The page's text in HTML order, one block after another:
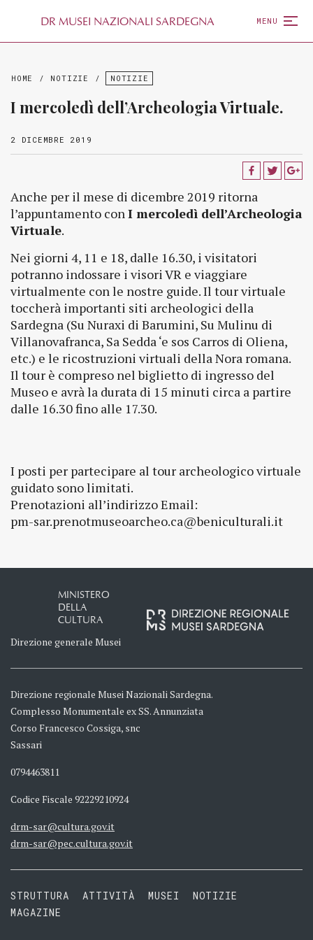
DR MUSEI NAZIONALI SARDEGNA MENU
HOME / NOTIZIE / NOTIZIE
I mercoledì dell’Archeologia Virtuale.
2 DICEMBRE 2019
Anche per il mese di dicembre 2019 ritorna
l’appuntamento conI mercoledì dell’Archeologia
Virtuale.
Nei giorni 4, 11 e 18, dalle 16.30, i visitatori
potranno indossare i visori VR e viaggiare
virtualmente con le nostre guide. Il tour virtuale
toccherà importanti siti archeologici della
Sardegna (Su Nuraxi di Barumini, Su Mulinu di
Villanovafranca, Sa Sedda ‘e sos Carros di Oliena,
etc.) e le ricostruzioni virtuali della Nora romana.
Il tour è compreso nel biglietto di ingresso del
Museo e avrà la durata di 15 minuti circa a partire
dalle 16.30 fino alle 17.30.
I posti per partecipare al tour archeologico virtuale
guidato sono limitati.
Prenotazioni all’indirizzo Email:
pm-sar.prenotmuseoarcheo.ca@beniculturali.it
MINISTERO
DELLA
CULTURA
Direzione generale Musei
Direzione regionale Musei Nazionali Sardegna.
Complesso Monumentale ex SS. Annunziata
Corso Francesco Cossiga, snc
Sassari
0794463811
Codice Fiscale 92229210924
drm-sar@cultura.gov.it
drm-sar@pec.cultura.gov.it
STRUTTURA ATTIVITÀ MUSEI
NOTIZIE
MAGAZINE